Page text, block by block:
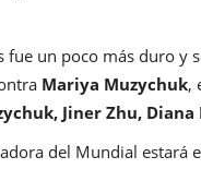
fue un poco más duro y
Mariya Muzychuk,
Jiner Zhu, Diana
del Mundial estará